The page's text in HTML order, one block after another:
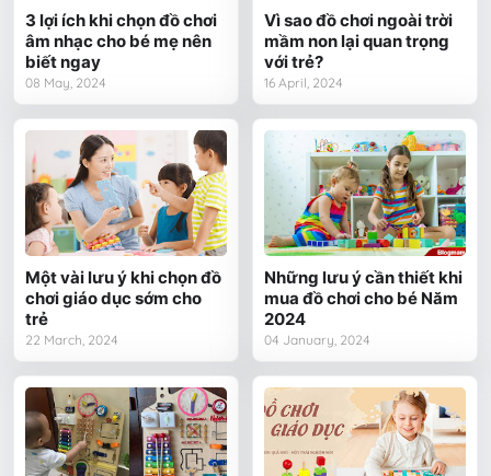
3 lợi ích khi chọn đồ chơi
âm nhạc cho bé mẹ nên
biết ngay
08 May, 2024
Vì sao đồ chơi ngoài trời
mầm non lại quan trọng
với trẻ?
16 April, 2024
Một vài lưu ý khi chọn đồ
chơi giáo dục sớm cho
trẻ
22 March, 2024
Những lưu ý cần thiết khi
mua đồ chơi cho bé Năm
2024
04 January, 2024